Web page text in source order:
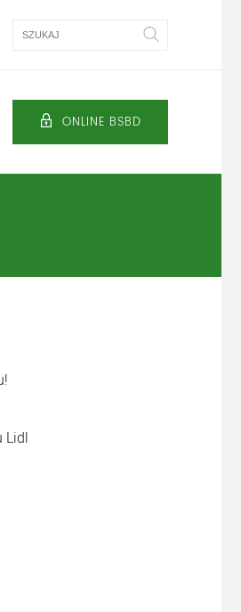
Szukaj
ONLINE BSBD
Lidl